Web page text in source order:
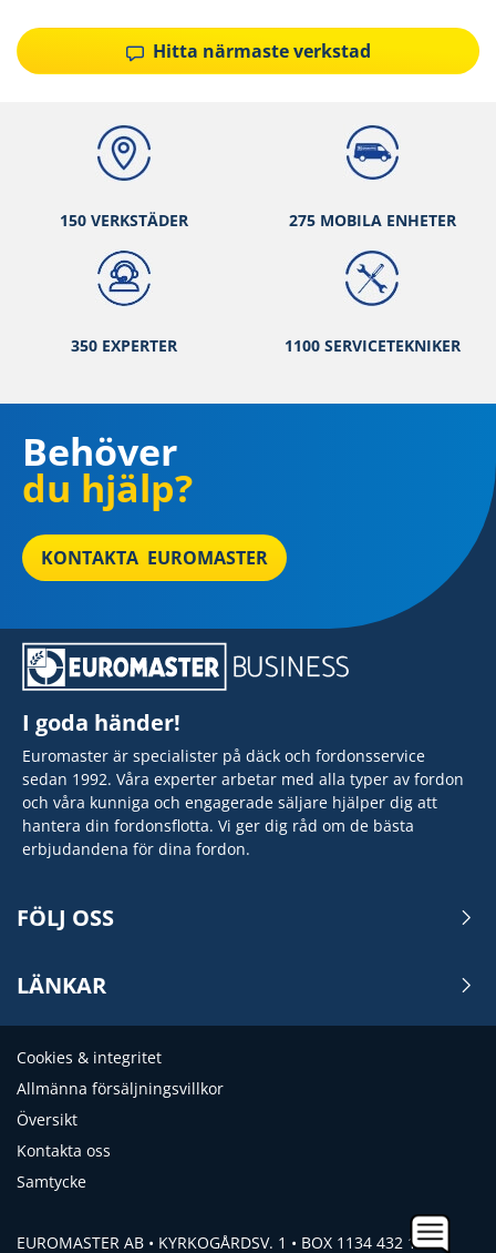
Hitta närmaste verkstad
150 VERKSTÄDER 275 MOBILA ENHETER
350 EXPERTER 1100 SERVICETEKNIKER
Behöver
du hjälp?
KONTAKTA EUROMASTER
I goda händer!
Euromaster är specialister på däck och fordonsservice
sedan 1992. Våra experter arbetar med alla typer av fordon
och våra kunniga och engagerade säljare hjälper dig att
hantera din fordonsflotta. Vi ger dig råd om de bästa
erbjudandena för dina fordon.
FÖLJ OSS
LÄNKAR
Cookies & integritet
Allmänna försäljningsvillkor
Översikt
Kontakta oss
Samtycke
EUROMASTER AB • KYRKOGÅRDSV. 1 • BOX 1134 432 15